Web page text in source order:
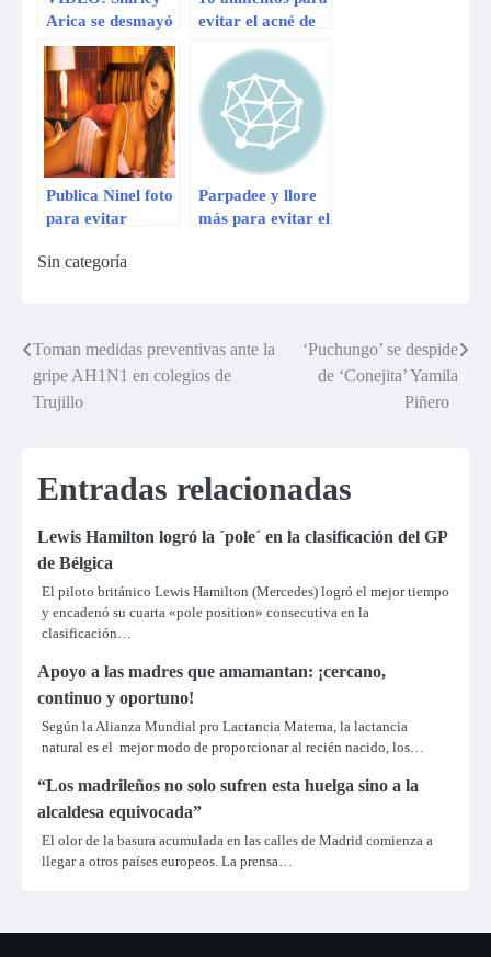
Arica se desmayó
tras ampay de su
ex novio con
Giannina Luján
evitar el acné de
Publica Ninel foto
para evitar
Parpadee y llore
más para evitar el
Sin categoría
Navegación
de
Toman medidas preventivas ante la
gripe AH1N1 en colegios de
Trujillo
‘Puchungo’ se despide
de ‘Conejita’ Yamila
Piñero
Entradas relacionadas
Lewis Hamilton logró la ´pole´ en la clasificación del GP
de Bélgica
El piloto británico Lewis Hamilton (Mercedes) logró el mejor tiempo
y encadenó su cuarta «pole position» consecutiva en la
clasificación…
Apoyo a las madres que amamantan: ¡cercano,
continuo y oportuno!
Según la Alianza Mundial pro Lactancia Materna, la lactancia
natural es el mejor modo de proporcionar al recién nacido, los…
“Los madrileños no solo sufren esta huelga sino a la
alcaldesa equivocada”
El olor de la basura acumulada en las calles de Madrid comienza a
llegar a otros países europeos. La prensa…